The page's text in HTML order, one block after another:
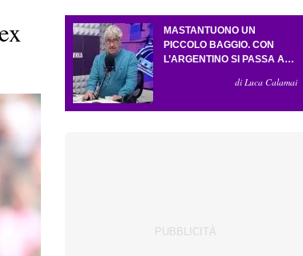
MASTANTUONO UN
PICCOLO BAGGIO. CON
L’ARGENTINO SI PASSA AL
L’AMICHEVOLE CON IL
di Luca Calamai